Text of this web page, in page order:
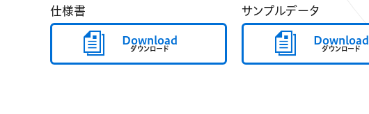
仕様書
Download
ダウンロード
サンプルデータ
Download
ダウンロード